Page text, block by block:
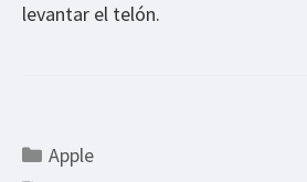
levantar el telón.
Categorías
Apple